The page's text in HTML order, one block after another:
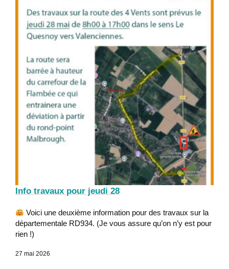
Info travaux pour jeudi 28
Voici une deuxième information pour des travaux sur la
départementale RD934. (Je vous assure qu’on n’y est pour
rien !)
27 mai 2026